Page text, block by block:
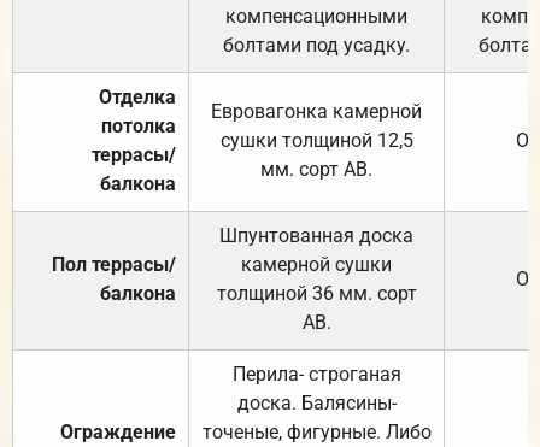
компенсационными
болтами под усадку.
Отделка
потолка
террасы/
балкона
Евровагонка камерной
сушки толщиной 12,5
мм. сорт АВ.
Пол террасы/
балкона
Шпунтованная доска
камерной сушки
толщиной 36 мм. сорт
АВ.
Ограждение
Перила- строганая
доска. Балясины-
точеные, фигурные. Либо